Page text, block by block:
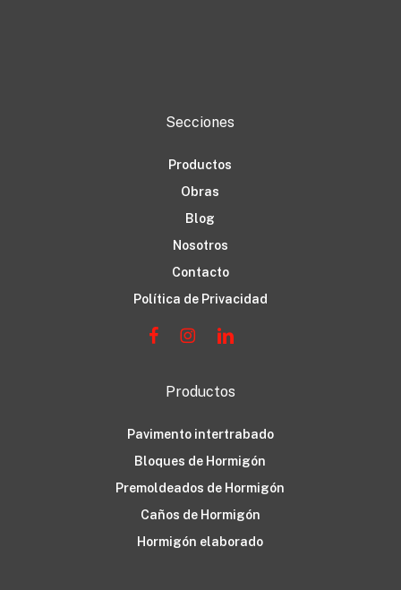
Secciones
Productos
Obras
Blog
Nosotros
Contacto
Política de Privacidad
Productos
Pavimento intertrabado
Bloques de Hormigón
Premoldeados de Hormigón
Caños de Hormigón
Hormigón elaborado